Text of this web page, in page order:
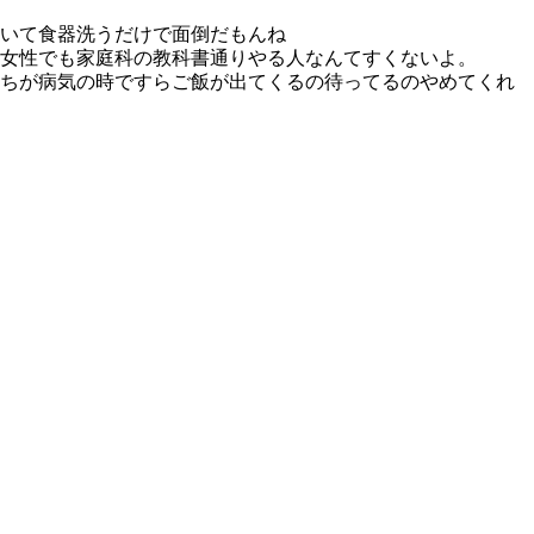
いて食器洗うだけで面倒だもんね
女性でも家庭科の教科書通りやる人なんてすくないよ。
ちが病気の時ですらご飯が出てくるの待ってるのやめてくれ